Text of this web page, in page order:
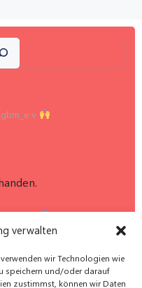
verwalten
wir Technologien wie
speichern und/oder darauf
zustimmst, können wir Daten